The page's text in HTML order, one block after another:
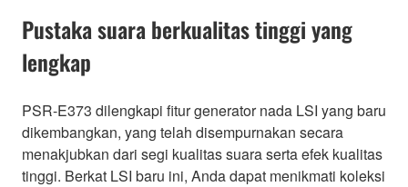
Pustaka suara berkualitas tinggi yang
lengkap
PSR-E373 dilengkapi fitur generator nada LSI yang baru
dikembangkan, yang telah disempurnakan secara
menakjubkan dari segi kualitas suara serta efek kualitas
tinggi. Berkat LSI baru ini, Anda dapat menikmati koleksi